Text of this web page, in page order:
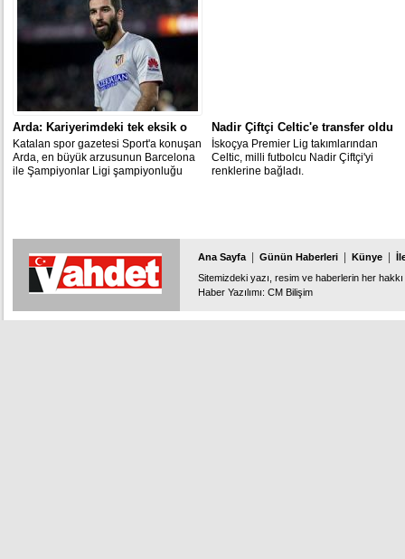
Arda: Kariyerimdeki tek eksik o
Katalan spor gazetesi Sport'a konuşan
Arda, en büyük arzusunun Barcelona
ile Şampiyonlar Ligi şampiyonluğu
Nadir Çiftçi Celtic'e transfer oldu
İskoçya Premier Lig takımlarından
Celtic, milli futbolcu Nadir Çiftçi'yi
renklerine bağladı.
Ana Sayfa Günün Haberleri Künye
Sitemizdeki yazı, resim ve haberlerin her
Haber Yazılımı: CM Bilişim